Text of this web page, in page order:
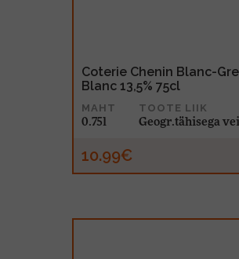
Coterie Chenin Blanc-
Blanc 13,5% 75cl
MAHT
0.75l
TOOTE LIIK
Geogr.tähisega
10.99€